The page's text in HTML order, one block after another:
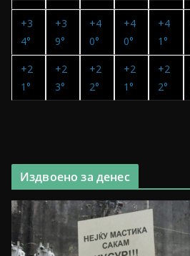
+3
4°
+3
9°
+4
0°
+4
0°
+4
1°
+2
1°
+2
3°
+2
2°
+2
1°
+2
2°
Издвоено за денес